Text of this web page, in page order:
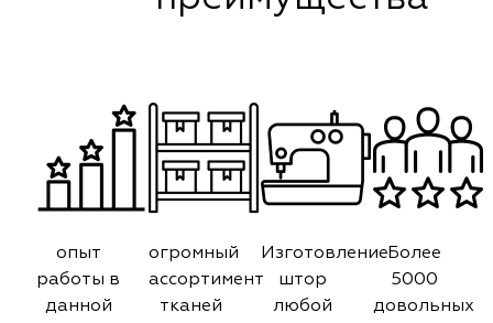
опыт
работы в
данной
огромный
ассортимент
тканей
Изготовление
штор
любой
Более
5000
довольных